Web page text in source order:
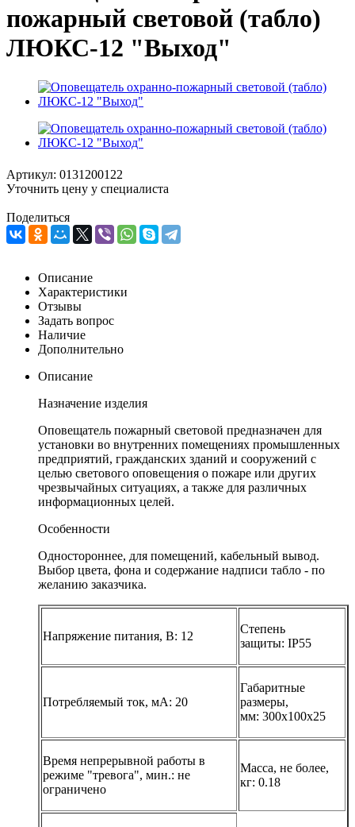
пожарный световой (табло)
ЛЮКС-12 "Выход"
Артикул: 0131200122
Уточнить цену у специалиста
Поделиться
Описание
Характеристики
Отзывы
Задать вопрос
Наличие
Дополнительно
Описание
Назначение изделия
Оповещатель пожарный световой предназначен для
установки во внутренних помещениях промышленных
предприятий, гражданских зданий и сооружений с
целью светового оповещения о пожаре или других
чрезвычайных ситуациях, а также для различных
информационных целей.
Особенности
Одностороннее, для помещений, кабельный вывод.
Выбор цвета, фона и содержание надписи табло - по
желанию заказчика.
Напряжение питания, В: 12
Степень
защиты: IP55
Потребляемый ток, мА: 20
Габаритные
размеры,
мм: 300х100х25
Время непрерывной работы в
режиме "тревога", мин.: не
ограничено
Масса, не более,
кг: 0.18